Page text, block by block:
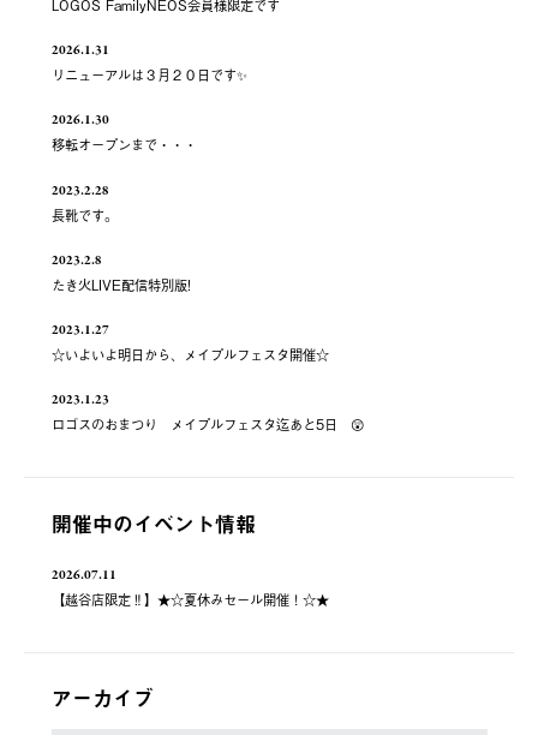
LOGOS FamilyNEOS会員様限定です
2026.1.31
リニューアルは３月２０日です✨
2026.1.30
移転オープンまで・・・
2023.2.28
長靴です。
2023.2.8
たき火LIVE配信特別版!
2023.1.27
☆いよいよ明日から、メイプルフェスタ開催☆
2023.1.23
ロゴスのおまつり メイプルフェスタ迄あと5日 😲
開催中のイベント情報
2026.07.11
【越谷店限定‼】★☆夏休みセール開催！☆★
アーカイブ